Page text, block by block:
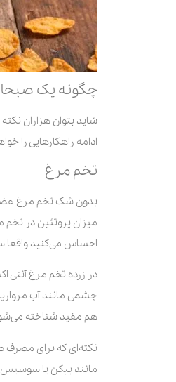
چگونه یک
شاید بتوان هزاران
ادامه راهکارهایی را
تخم مرغ
بدون شک تخم مرغ عضو
میزان پروتئین در
احساس می‌کنید واقعا
در زرده تخم مرغ آنتی
چشمی مانند آب
هم مفید شناخته
نکته‌ای که برای مصرف
مانند بیکن یا سوسیس